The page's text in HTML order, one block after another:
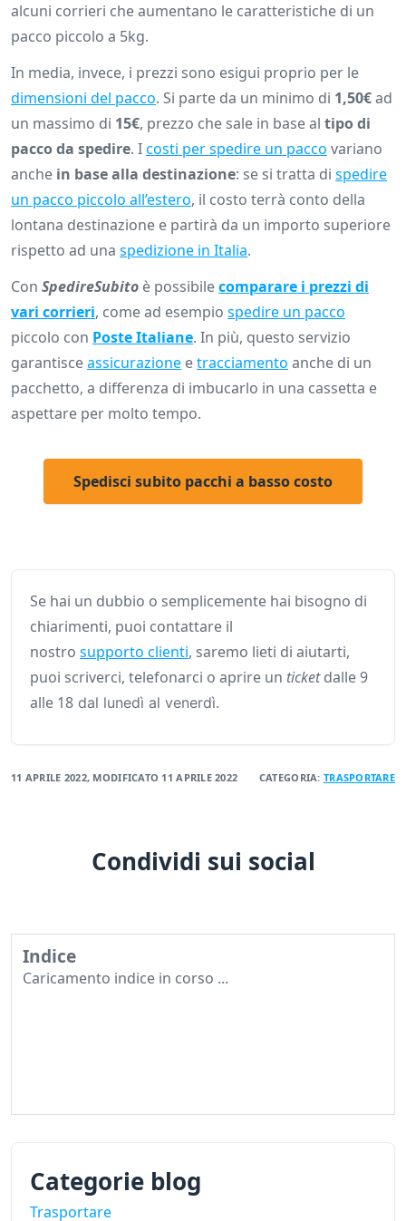
alcuni corrieri che aumentano le caratteristiche di un
pacco piccolo a 5kg.
In media, invece, i prezzi sono esigui proprio per le
dimensioni del pacco. Si parte da un minimo di 1,50€ad
un massimo di 15€, prezzo che sale in base al tipo di
pacco da spedire. Icosti per spedire un pacco variano
anche in base alla destinazione: se si tratta di spedire
un pacco piccolo all’estero, il costo terrà conto della
lontana destinazione e partirà da un importo superiore
rispetto ad una spedizione in Italia.
Con SpedireSubito è possibilecomparare i prezzi di
vari corrieri, come ad esempio spedire un pacco
piccolo con Poste Italiane. In più, questo servizio
garantisceassicurazione etracciamento anche di un
pacchetto, a differenza di imbucarlo in una cassetta e
aspettare per molto tempo.
Spedisci subito pacchi a basso costo
Se hai un dubbio o semplicemente hai bisogno di
chiarimenti, puoi contattare il
nostro supporto clienti, saremo lieti di aiutarti,
puoi scriverci, telefonarci o aprire un ticketdalle 9
alle 18 dal lunedì al venerdì.
11 APRILE 2022, MODIFICATO 11 APRILE 2022 CATEGORIA: TRASPORTARE
Condividi sui social
Indice
Caricamento indice in corso ...
Categorie blog
Trasportare